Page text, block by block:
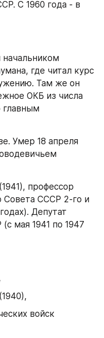
С 1960 года - в
начальником
где читал курс
Там же он
ОКБ из числа
главным
Умер 18 апреля
профессор
Совета СССР 2-го и
Депутат
мая 1941 по 1947
войск